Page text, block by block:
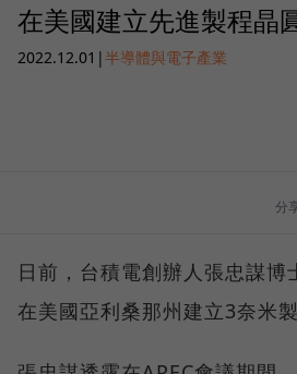
在美國建立先進製程晶
2022.12.01 |半導體與電子產業
分
日前，台積電創辦人張忠謀博
在美國亞利桑那州建立3奈米